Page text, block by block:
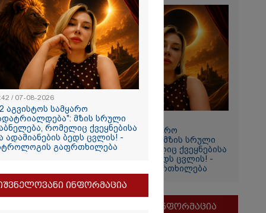
11:42 / 07-08-2026
"12 აგვისტოს სამყარო
გადატრიალდება": მზის სრული
დაბნელება, რომელიც ქვეყნებისა
და ადამიანების ბედს ცვლის! -
ასტროლოგის გაფრთხილება
მნიშვნელოვანი ინფორმაცია
/ 07-08-2026
აგვისტოს სამყარო
მზის სრული
რომელიც ქვეყნებისა
ადამიანების ბედს ცვლის! -
გაფრთხილება
ინფორმაცია